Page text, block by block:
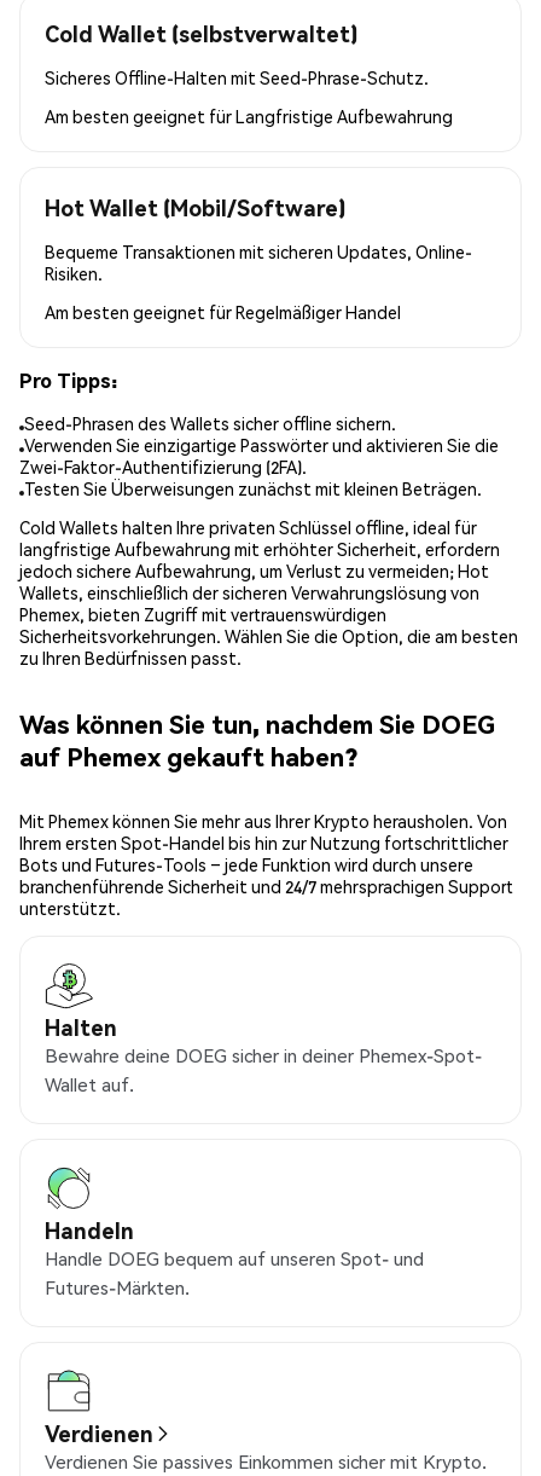
Cold Wallet (selbstverwaltet)
Sicheres Offline-Halten mit Seed-Phrase-Schutz.
Am besten geeignet fürLangfristige Aufbewahrung
Hot Wallet (Mobil/Software)
Bequeme Transaktionen mit sicheren Updates, Online-
Risiken.
Am besten geeignet fürRegelmäßiger Handel
Pro Tipps:
Seed-Phrasen des Wallets sicher offline sichern.
Verwenden Sie einzigartige Passwörter und aktivieren Sie die
Zwei-Faktor-Authentifizierung (2FA).
Testen Sie Überweisungen zunächst mit kleinen Beträgen.
Cold Wallets halten Ihre privaten Schlüssel offline, ideal für
langfristige Aufbewahrung mit erhöhter Sicherheit, erfordern
jedoch sichere Aufbewahrung, um Verlust zu vermeiden; Hot
Wallets, einschließlich der sicheren Verwahrungslösung von
Phemex, bieten Zugriff mit vertrauenswürdigen
Sicherheitsvorkehrungen. Wählen Sie die Option, die am besten
zu Ihren Bedürfnissen passt.
Was können Sie tun, nachdem Sie DOEG
auf Phemex gekauft haben?
Mit Phemex können Sie mehr aus Ihrer Krypto herausholen. Von
Ihrem ersten Spot-Handel bis hin zur Nutzung fortschrittlicher
Bots und Futures-Tools – jede Funktion wird durch unsere
branchenführende Sicherheit und 24/7 mehrsprachigen Support
unterstützt.
Halten
Bewahre deine DOEG sicher in deiner Phemex-Spot-
Wallet auf.
Handeln
Handle DOEG bequem auf unseren Spot- und
Futures-Märkten.
Verdienen
Verdienen Sie passives Einkommen sicher mit Krypto.